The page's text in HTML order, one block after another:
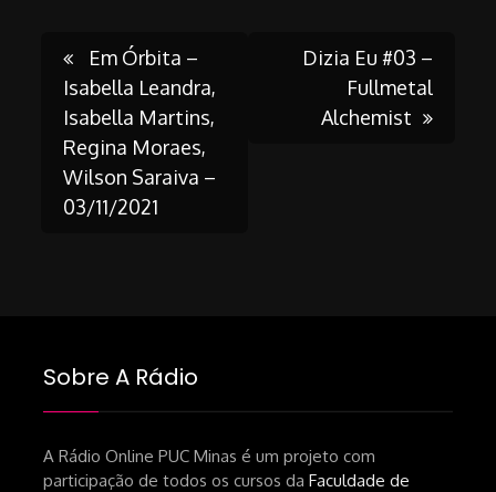
Post
navigation
Em Órbita –
Isabella Leandra,
Isabella Martins,
Regina Moraes,
Wilson Saraiva –
03/11/2021
Dizia Eu #03 –
Fullmetal
Alchemist
Sobre A Rádio
A Rádio Online PUC Minas é um projeto com
participação de todos os cursos da Faculdade de